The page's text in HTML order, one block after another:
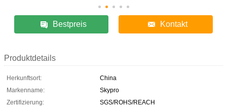
Bestpreis Kontakt
Produktdetails
Herkunftsort:
China
Markenname:
Skypro
Zertifizierung:
SGS/ROHS/REACH